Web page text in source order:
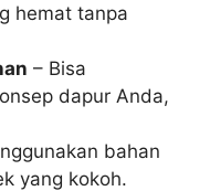
hemat tanpa
– Bisa
dapur Anda,
bahan
yang kokoh.